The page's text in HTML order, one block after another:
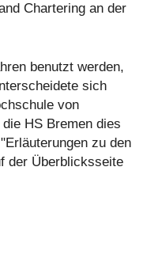
Chartering an der
benutzt werden,
sich
von
HS Bremen dies
zu den
der Überblicksseite